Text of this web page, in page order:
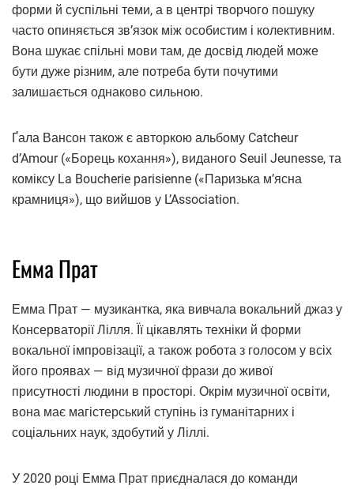
форми й суспільні теми, а в центрі творчого пошуку
часто опиняється зв’язок між особистим і колективним.
Вона шукає спільні мови там, де досвід людей може
бути дуже різним, але потреба бути почутими
залишається однаково сильною.
Ґала Вансон також є авторкою альбому Catcheur
d’Amour («Борець кохання»), виданого Seuil Jeunesse, та
коміксу La Boucherie parisienne («Паризька м’ясна
крамниця»), що вийшов у L’Association.
Емма Прат
Емма Прат — музикантка, яка вивчала вокальний джаз у
Консерваторії Лілля. Її цікавлять техніки й форми
вокальної імпровізації, а також робота з голосом у всіх
його проявах — від музичної фрази до живої
присутності людини в просторі. Окрім музичної освіти,
вона має магістерський ступінь із гуманітарних і
соціальних наук, здобутий у Ліллі.
У 2020 році Емма Прат приєдналася до команди